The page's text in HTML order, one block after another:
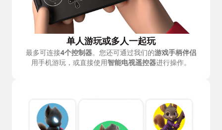
单人游玩或多人一起玩
最多可连接4个控制器。您还可通过我们的游戏手柄伴侣
用手机游玩，或直接使用智能电视遥控器进行操作。